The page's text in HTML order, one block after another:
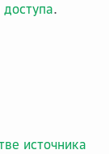
.
источника